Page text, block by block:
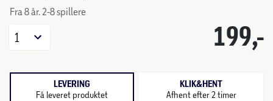
Fra 8 år. 2-8 spillere
199,-
1
LEVERING
Få leveret produktet
KLIK&HENT
Afhent efter 2 timer